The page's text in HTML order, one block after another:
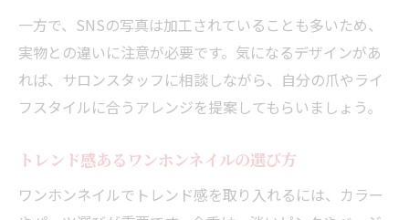
一方で、SNSの写真は加工されていることも多いため、
実物との違いに注意が必要です。気になるデザインがあ
れば、サロンスタッフに相談しながら、自分の爪やライ
フスタイルに合うアレンジを提案してもらいましょう。
トレンド感あるワンホンネイルの選び方
ワンホンネイルでトレンド感を取り入れるには、カラー